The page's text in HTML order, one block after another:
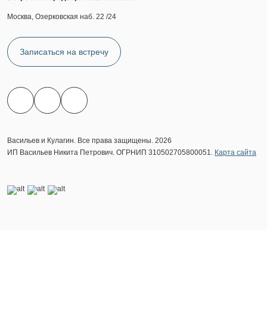
Москва, Озерковская наб. 22 /24
Записаться на встречу
Васильев и Кулагин. Все права защищены. 2026
ИП Васильев Никита Петрович. ОГРНИП 310502705800051. Карта сайта